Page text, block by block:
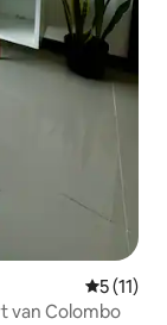
5 (11)
van Colombo